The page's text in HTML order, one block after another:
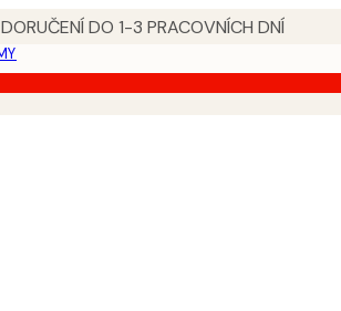
DO 1-3 PRACOVNÍCH DNÍ